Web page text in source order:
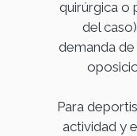
quirúrgica o
del
demanda
Para
actividad y